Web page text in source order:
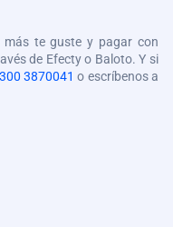
más te guste y pagar con
de Efecty o Baloto. Y si
300 3870041 o escríbenos a